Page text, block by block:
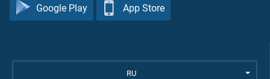
Google Play App Store
RU